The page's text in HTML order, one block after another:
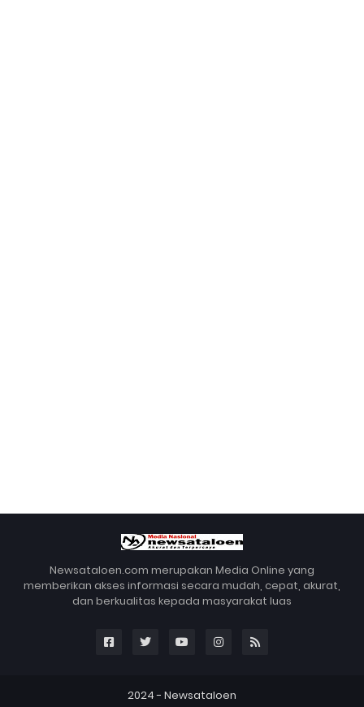
Newsataloen.com merupakan Media Online yang
memberikan akses informasi secara mudah, cepat, akurat,
dan berkualitas kepada masyarakat luas
2024 - Newsataloen